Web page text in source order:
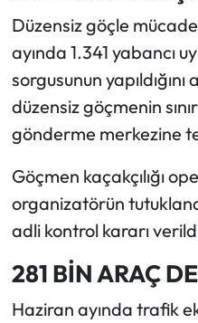
Düzensiz göçle
ayında 1.341 yabancı
sorgusunun
düzensiz göçmenin
gönderme merkezine
Göçmen kaçakçılığı
organizatörün
adli kontrol kararı
281 BİN ARAÇ
Haziran ayında trafik